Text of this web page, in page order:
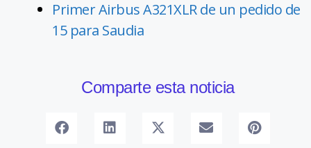
Primer Airbus A321XLR de un pedido de
15 para Saudia
Comparte esta noticia